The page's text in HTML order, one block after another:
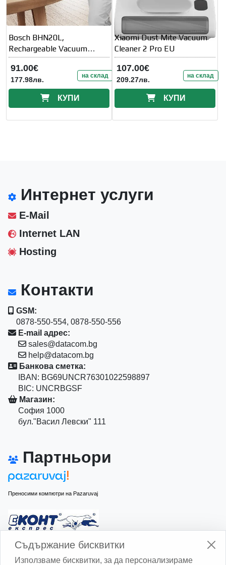
Bosch BHN20L,
Rechargeable Vacuum
Cleaner
91.00€
177.98лв. на склад
КУПИ
Xiaomi Dust Mite Vacuum
Cleaner 2 Pro EU
107.00€
209.27лв. на склад
КУПИ
Интернет услуги
E-Mail
Internet LAN
Hosting
Контакти
GSM:
0878-550-554, 0878-550-556
E-mail адрес:
sales@datacom.bg
help@datacom.bg
Банкова сметка:
IBAN: BG69UNCR76301022598897
BIC: UNCRBGSF
Магазин:
София 1000
бул."Васил Левски" 111
Партньори
Преносими компютри на Pazaruvaj
Изчисли доставката с Еконт
Съдържание бисквитки
Използваме бисквитки, за да персонализираме